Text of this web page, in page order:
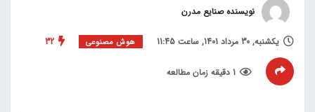
نویسنده صنایع مدرن
یکشنبه, 30 مرداد 1401, ساعت 11:45 هوش مصنوعی 32
1 دقیقه زمان مطالعه